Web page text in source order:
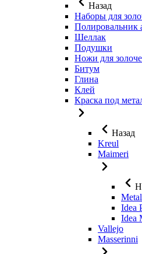
Назад
Наборы для
Полировальник
Шеллак
Подушки
Ножи для
Битум
Глина
Клей
Краска под
Назад
Kreul
Maimeri
Idea
Idea
Vallejo
Masserinni